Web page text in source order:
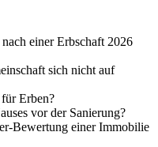
einer Erbschaft 2026
sich nicht auf
Erben?
vor der Sanierung?
Bewertung einer Immobilie